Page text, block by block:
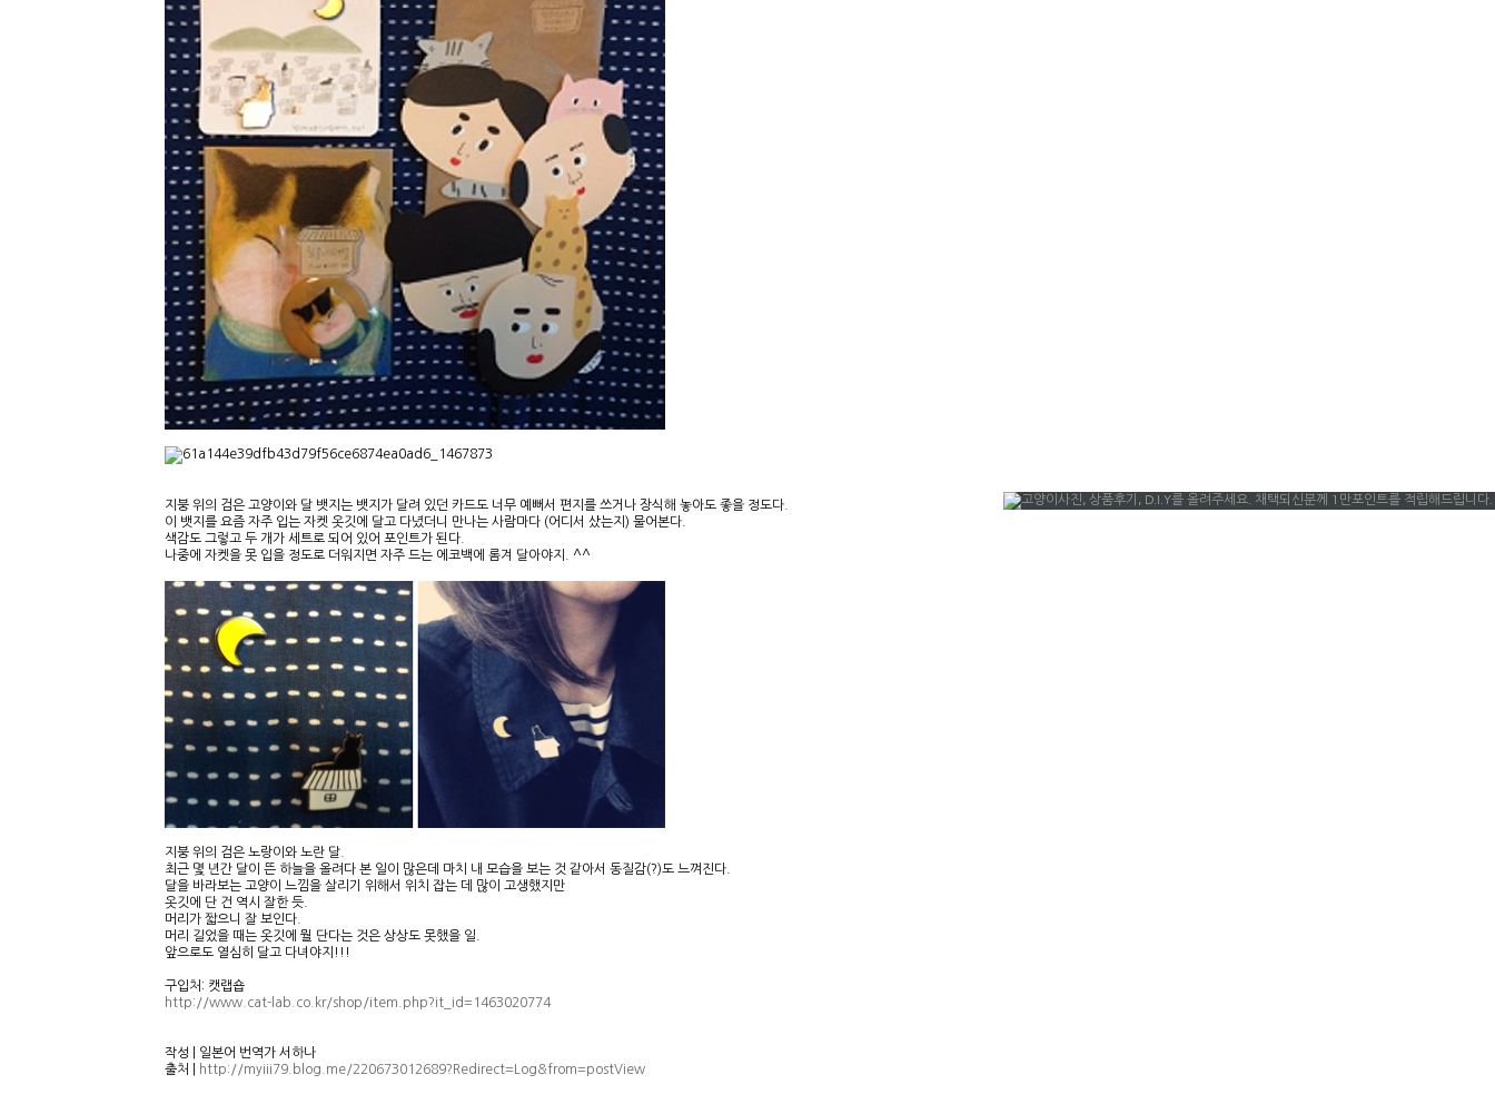
지붕 위의 검은 고양이와 달 뱃지는 뱃지가 달려 있던 카드도 너무 예뻐서 편지를 쓰거나 장식해 놓아도 좋을 정도다.
이 뱃지를 요즘 자주 입는 자켓 옷깃에 달고 다녔더니 만나는 사람마다 (어디서 샀는지) 물어본다.
색감도 그렇고 두 개가 세트로 되어 있어 포인트가 된다.
나중에 자켓을 못 입을 정도로 더워지면 자주 드는 에코백에 롬겨 달아야지. ^^
지붕 위의 검은 노랑이와 노란 달.
최근 몇 년간 달이 뜬 하늘을 올려다 본 일이 많은데 마치 내 모습을 보는 것 같아서 동질감(?)도 느껴진다.
달을 바라보는 고양이 느낌을 살리기 위해서 위치 잡는 데 많이 고생했지만
옷깃에 단 건 역시 잘한 듯.
머리가 짧으니 잘 보인다.
머리 길었을 때는 옷깃에 뭘 단다는 것은 상상도 못했을 일.
앞으로도 열심히 달고 다녀야지!!!
구입처: 캣랩숍
http://www.cat-lab.co.kr/shop/item.php?it_id=1463020774
작성 | 일본어 번역가 서하나
출처 |
http://myiii79.blog.me/220673012689?Redirect=Log&from=postView